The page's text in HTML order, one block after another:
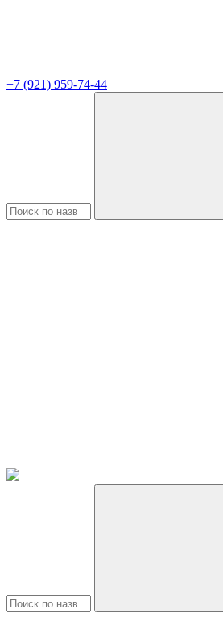
+7 (921) 959-74-44